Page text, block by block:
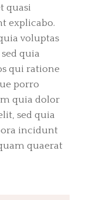
quasi
explicabo.
voluptas
quia
qui ratione
porro
quia dolor
sed quia
incidunt
quaerat